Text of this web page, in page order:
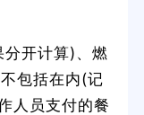
分开计算)、燃
包括在内(记
人员支付的餐